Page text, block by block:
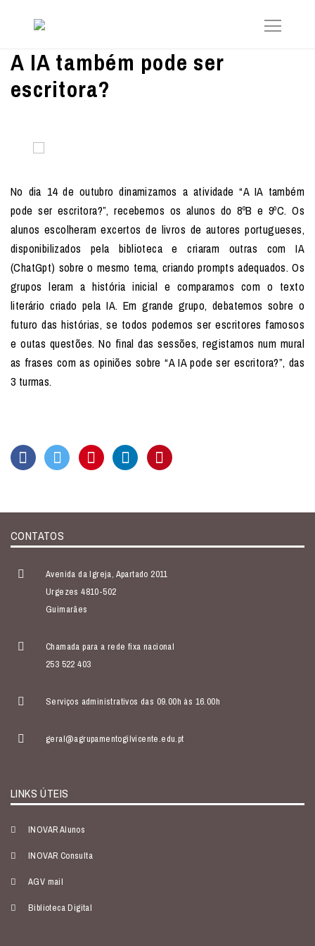
A IA também pode ser
escritora?
No dia 14 de outubro dinamizamos a atividade “A IA também
pode ser escritora?”, recebemos os alunos do 8ºB e 9ºC. Os
alunos escolheram excertos de livros de autores portugueses,
disponibilizados pela biblioteca e criaram outras com IA
(ChatGpt) sobre o mesmo tema, criando prompts adequados. Os
grupos leram a história inicial e comparamos com o texto
literário criado pela IA. Em grande grupo, debatemos sobre o
futuro das histórias, se todos podemos ser escritores famosos
e outas questões. No final das sessões, registamos num mural
as frases com as opiniões sobre “A IA pode ser escritora?”, das
3 turmas.
CONTATOS
Avenida da Igreja, Apartado 2011
Urgezes 4810-502
Guimarães
Chamada para a rede fixa nacional
253 522 403
Serviços administrativos das 09.00h às 16.00h
geral@agrupamentogilvicente.edu.pt
LINKS ÚTEIS
INOVAR Alunos
INOVAR Consulta
AGV mail
Biblioteca Digital